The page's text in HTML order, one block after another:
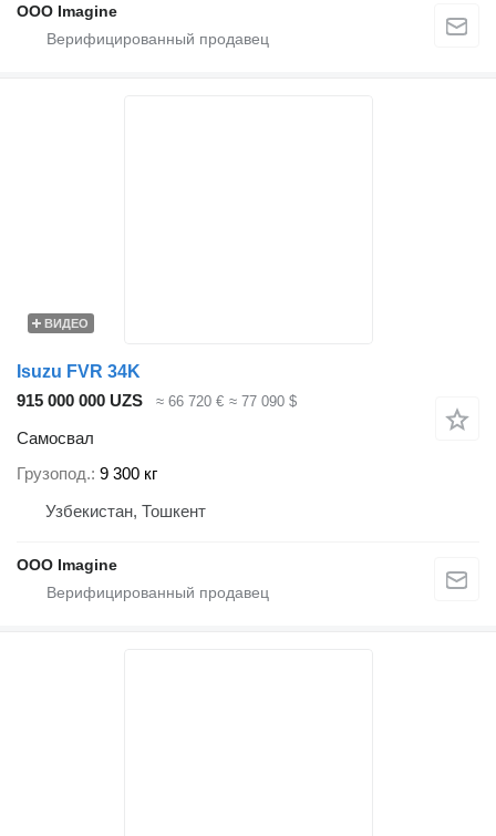
OOO Imagine
ВИДЕО
Isuzu FVR 34K
915 000 000 UZS
≈ 66 720 € ≈ 77 090 $
Самосвал
Грузопод. 9 300 кг
Узбекистан, Тошкент
OOO Imagine